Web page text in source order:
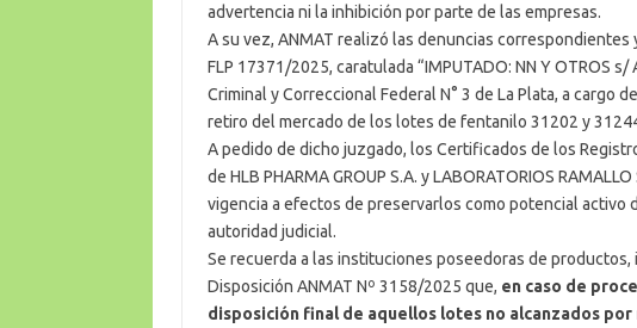
advertencia ni la inhibición por parte de las empresas.
A su vez, ANMAT realizó las denuncias
FLP 17371/2025, caratulada “IMPUTADO: NN Y OTROS
Criminal y Correccional Federal N° 3 de La Plata, a cargo
retiro del mercado de los lotes de fentanilo 31202 y
A pedido de dicho juzgado, los Certificados de los
de HLB PHARMA GROUP S.A. y LABORATORIOS
vigencia a efectos de preservarlos como potencial activo
autoridad judicial.
Se recuerda a las instituciones poseedoras de
Disposición ANMAT Nº 3158/2025 que, en caso de
disposición final de aquellos lotes no alcanzados